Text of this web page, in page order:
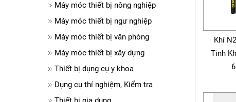
Khí
Tinh
Máy móc thiết bị nông nghiệp
Máy móc thiết bị ngư nghiệp
Máy móc thiết bị văn phòng
Máy móc thiết bị xây dựng
Thiết bị dụng cụ y khoa
Dụng cụ thí nghiệm, Kiểm tra